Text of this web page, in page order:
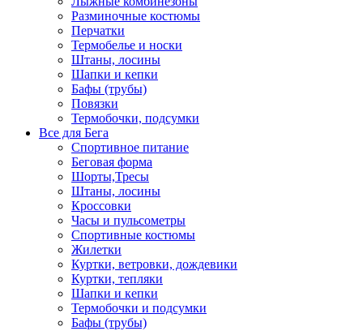
Разминочные костюмы
Перчатки
Термобелье и носки
Штаны, лосины
Шапки и кепки
Бафы (трубы)
Повязки
Термобочки, подсумки
Все для Бега
Спортивное питание
Беговая форма
Шорты,Тресы
Штаны, лосины
Кроссовки
Часы и пульсометры
Спортивные костюмы
Жилетки
Куртки, ветровки, дождевики
Куртки, тепляки
Шапки и кепки
Термобочки и подсумки
Бафы (трубы)